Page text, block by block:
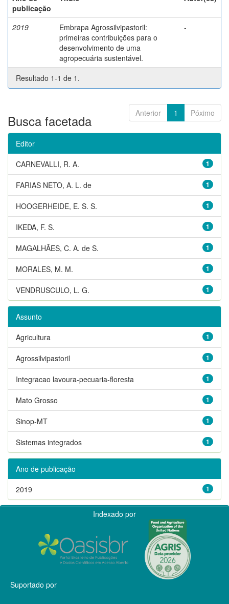
publicação
2019
Embrapa Agrossilvipastoril:
primeiras contribuições para o
desenvolvimento de uma
agropecuária sustentável.
-
Resultado 1-1 de 1.
Anterior 1 Póximo
Busca facetada
Editor
1
CARNEVALLI, R. A.
1
FARIAS NETO, A. L. de
1
HOOGERHEIDE, E. S. S.
1
IKEDA, F. S.
1
MAGALHÃES, C. A. de S.
1
MORALES, M. M.
1
VENDRUSCULO, L. G.
Assunto
1
Agricultura
1
Agrossilvipastoril
1
Integracao lavoura-pecuaria-floresta
1
Mato Grosso
1
Sinop-MT
1
Sistemas integrados
Ano de publicação
1
2019
Indexado por
Suportado por